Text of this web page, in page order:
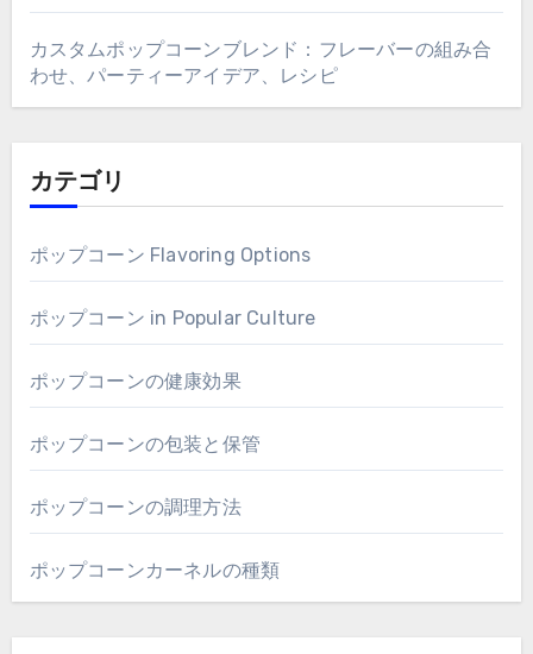
カスタムポップコーンブレンド：フレーバーの組み合
わせ、パーティーアイデア、レシピ
カテゴリ
ポップコーン Flavoring Options
ポップコーン in Popular Culture
ポップコーンの健康効果
ポップコーンの包装と保管
ポップコーンの調理方法
ポップコーンカーネルの種類